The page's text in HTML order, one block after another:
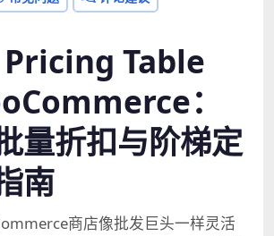
Table
：
量折扣与阶梯定
南
商店像批发巨头一样灵活